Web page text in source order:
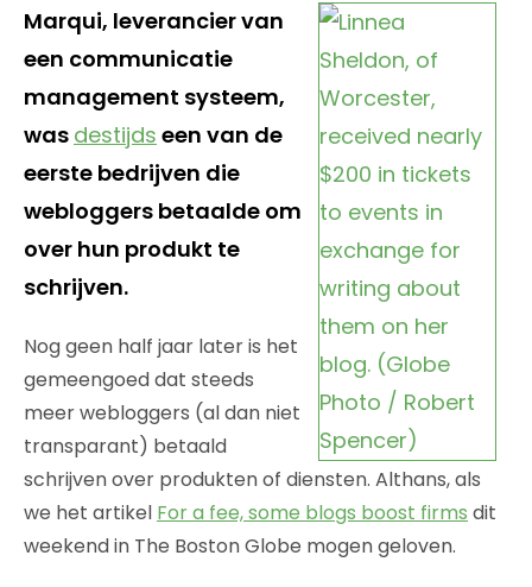
Marqui, leverancier van
een communicatie
management systeem,
was destijds een van de
eerste bedrijven die
webloggers betaalde om
over hun produkt te
schrijven.
Nog geen half jaar later is het
gemeengoed dat steeds
meer webloggers (al dan niet
transparant) betaald
schrijven over produkten of diensten. Althans, als
we het artikel For a fee, some blogs boost firms dit
weekend in The Boston Globe mogen geloven.